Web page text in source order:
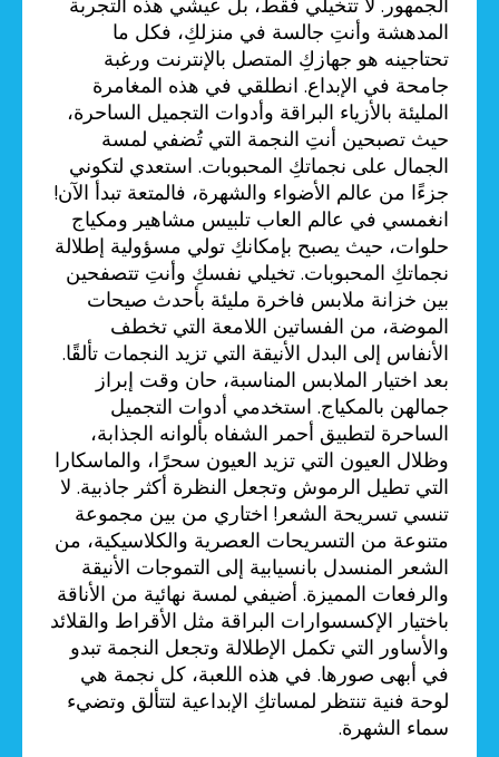
الجمهور. لا تتخيلي فقط، بل عيشي هذه التجربة
المدهشة وأنتِ جالسة في منزلكِ، فكل ما
تحتاجينه هو جهازكِ المتصل بالإنترنت ورغبة
جامحة في الإبداع. انطلقي في هذه المغامرة
المليئة بالأزياء البراقة وأدوات التجميل الساحرة،
حيث تصبحين أنتِ النجمة التي تُضفي لمسة
الجمال على نجماتكِ المحبوبات. استعدي لتكوني
جزءًا من عالم الأضواء والشهرة، فالمتعة تبدأ الآن!
انغمسي في عالم العاب تلبيس مشاهير ومكياج
حلوات، حيث يصبح بإمكانكِ تولي مسؤولية إطلالة
نجماتكِ المحبوبات. تخيلي نفسكِ وأنتِ تتصفحين
بين خزانة ملابس فاخرة مليئة بأحدث صيحات
الموضة، من الفساتين اللامعة التي تخطف
الأنفاس إلى البدل الأنيقة التي تزيد النجمات تألقًا.
بعد اختيار الملابس المناسبة، حان وقت إبراز
جمالهن بالمكياج. استخدمي أدوات التجميل
الساحرة لتطبيق أحمر الشفاه بألوانه الجذابة،
وظلال العيون التي تزيد العيون سحرًا، والماسكارا
التي تطيل الرموش وتجعل النظرة أكثر جاذبية. لا
تنسي تسريحة الشعر! اختاري من بين مجموعة
متنوعة من التسريحات العصرية والكلاسيكية، من
الشعر المنسدل بانسيابية إلى التموجات الأنيقة
والرفعات المميزة. أضيفي لمسة نهائية من الأناقة
باختيار الإكسسوارات البراقة مثل الأقراط والقلائد
والأساور التي تكمل الإطلالة وتجعل النجمة تبدو
في أبهى صورها. في هذه اللعبة، كل نجمة هي
لوحة فنية تنتظر لمساتكِ الإبداعية لتتألق وتضيء
سماء الشهرة.